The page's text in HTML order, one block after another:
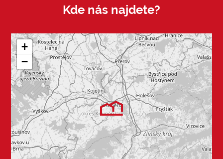
Kde nás najdete?
+
−